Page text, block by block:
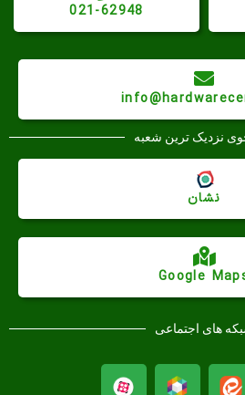
021-62948
نزدیک ترین شعبه
Google
نشان
های اجتماعی